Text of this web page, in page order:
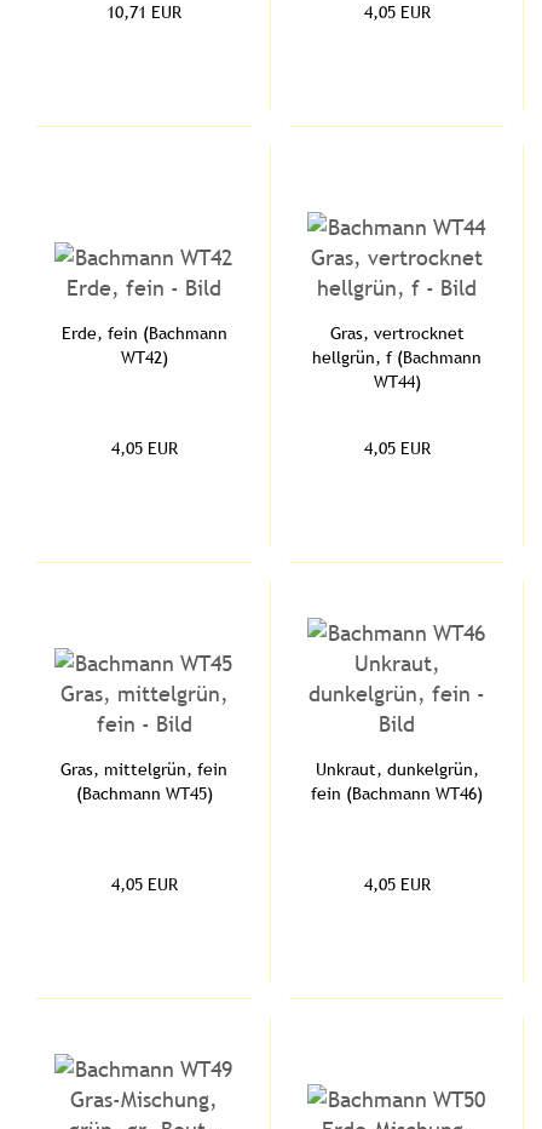
10,71 EUR 4,05 EUR
Erde, fein (Bachmann
WT42)
4,05 EUR
Gras, vertrocknet
hellgrün, f (Bachmann
WT44)
4,05 EUR
Gras, mittelgrün, fein
(Bachmann WT45)
4,05 EUR
Unkraut, dunkelgrün,
fein (Bachmann WT46)
4,05 EUR